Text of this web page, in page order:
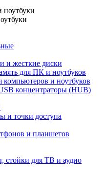
и жесткие диски
для ПК и ноутбуков
компьютеров и ноутбуков
концентраторы (HUB)
и точки доступа
и планшетов
стойки для ТВ и аудио